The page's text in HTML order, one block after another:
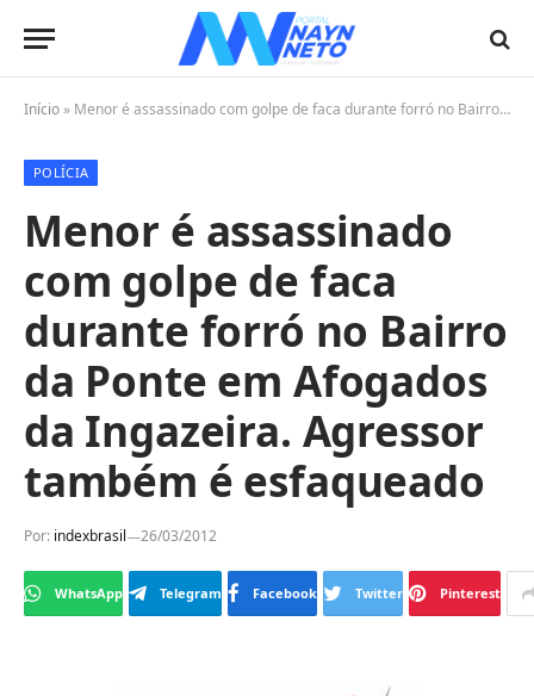
Início » Menor é assassinado com golpe de faca durante forró no Bairro da Ponte em Afogados da Ingazeira. Agressor também é esfaqueado
POLÍCIA
Menor é assassinado
com golpe de faca
durante forró no Bairro
da Ponte em Afogados
da Ingazeira. Agressor
também é esfaqueado
Por: indexbrasil 26/03/2012
WhatsApp Telegram Facebook Twitter Pinterest